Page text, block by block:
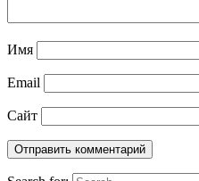
Имя
Email
Сайт